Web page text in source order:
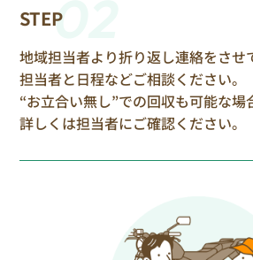
STEP02
地域担当者より折り返し連絡をさせ
担当者と日程などご相談ください。
“お立合い無し”での回収も可能な場
詳しくは担当者にご確認ください。